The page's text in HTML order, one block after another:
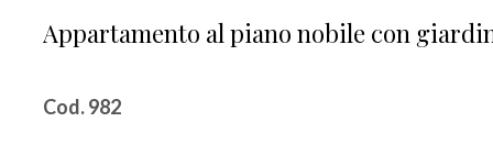
Appartamento al piano nobile con
Cod. 982